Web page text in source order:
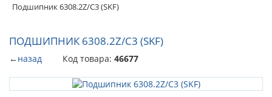
Подшипник 6308.2Z/C3 (SKF)
ПОДШИПНИК 6308.2Z/C3 (SKF)
←назад Код товара: 46677